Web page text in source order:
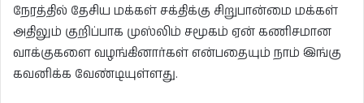
நேரத்தில் தேசிய மக்கள் சக்திக்கு சிறுபான்மை மக்கள்
அதிலும் குறிப்பாக முஸ்லிம் சமூகம் ஏன் கணிசமான
வாக்குகளை வழங்கினார்கள் என்பதையும் நாம் இங்கு
கவனிக்க வேண்டியுள்ளது.